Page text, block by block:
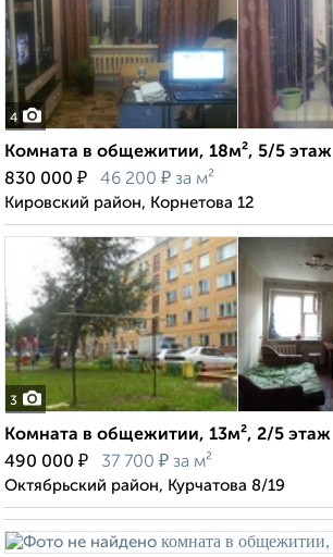
4
Комната в общежитии, 18м², 5/5 этаж
830 000 ₽ 46 200 ₽ за м²
Кировский район, Корнетова 12
3
Комната в общежитии, 13м², 2/5 этаж
490 000 ₽ 37 700 ₽ за м²
Октябрьский район, Курчатова 8/19